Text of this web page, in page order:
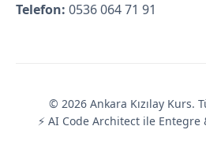
Telefon: 0536 064 71 91
© 2026 Ankara Kızılay Kurs.
⚡ AI Code Architect ile